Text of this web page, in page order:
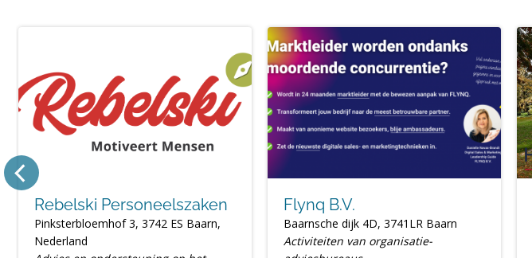
Rebelski Personeelszaken
Pinksterbloemhof 3, 3742 ES Baarn,
Nederland
Flynq B.V.
Baarnsche dijk 4D, 3741LR Baarn
Activiteiten van organisatie-